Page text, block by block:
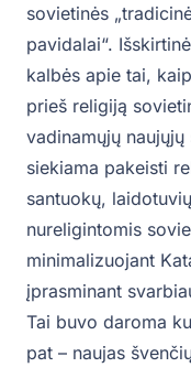
sovietinės
pavidalai“.
kalbės apie tai,
prieš religiją
vadinamųjų
siekiama pakeisti
santuokų,
nureligintomis
minimalizuojant
įprasminant
Tai buvo daroma
pat – naujas